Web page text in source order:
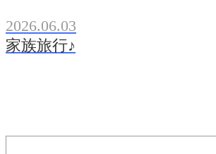
2026.06.03
家族旅行♪